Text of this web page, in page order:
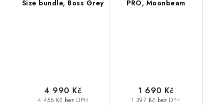
Size bundle, Boss Grey
4 455 Kč bez DPH
4 990 Kč
PRO, Moonbeam
1 397 Kč bez DPH
1 690 Kč